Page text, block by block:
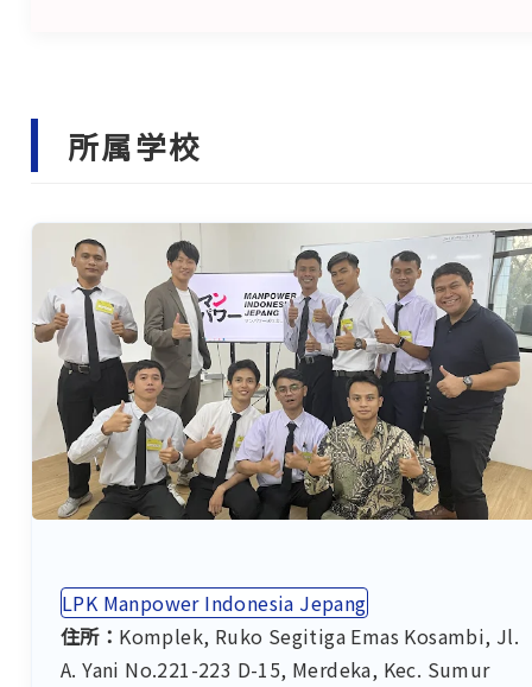
所属学校
LPK Manpower Indonesia Jepang
住所： Komplek, Ruko Segitiga Emas Kosambi, Jl.
A. Yani No.221-223 D-15, Merdeka, Kec. Sumur